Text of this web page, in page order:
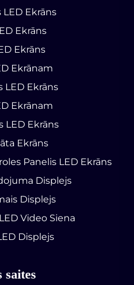
Ekrāns
Ekrāns
Ekrāns
Ekrānam
LED Ekrāns
Ekrānam
LED Ekrāns
Ekrāns
Panelis LED Ekrāns
Displejs
Displejs
Video Siena
Displejs
saites